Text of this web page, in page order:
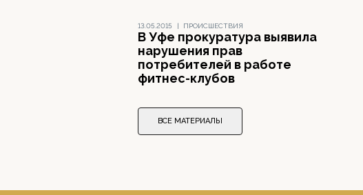
13.05.2015 | ПРОИСШЕСТВИЯ
В Уфе прокуратура выявила
нарушения прав
потребителей в работе
фитнес-клубов
ВСЕ МАТЕРИАЛЫ